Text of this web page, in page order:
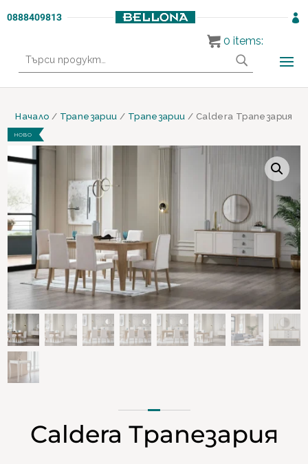
0888409813 
за:
Начало / Трапезарии / Трапезарии / Caldera Трапезария
НОВО
Caldera Трапезария
0 items: